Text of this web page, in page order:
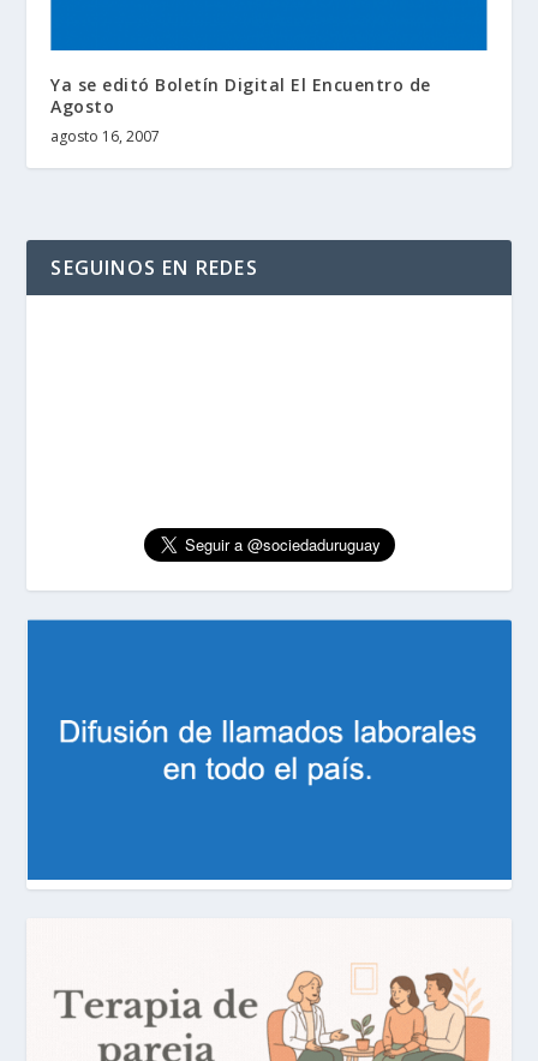
Ya se editó Boletín Digital El Encuentro de
Agosto
agosto 16, 2007
SEGUINOS EN REDES